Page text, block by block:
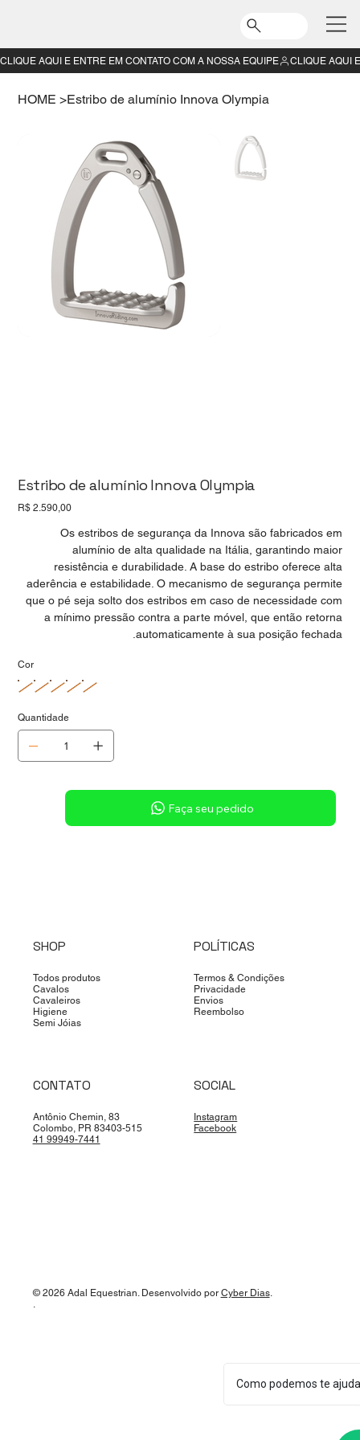
HOME >Estribo de alumínio Innova Olympia
Estribo de alumínio Innova Olympia
Preço
R$ 2.590,00
Os estribos de segurança da Innova são fabricados em
alumínio de alta qualidade na Itália, garantindo maior
resistência e durabilidade. A base do estribo oferece alta
aderência e estabilidade. O mecanismo de segurança permite
que o pé seja solto dos estribos em caso de necessidade com
a mínimo pressão contra a parte móvel, que então retorna
automaticamente à sua posição fechada.
Cor
Quantidade
Sob consulta
Faça seu pedido
CLIQUE AQUI E ENTRE EM CONTATO COM A NOSSA EQUIPE
SHOP
Todos produtos
Cavalos
Cavaleiros
Higiene
Semi Jóias
POLÍTICAS
Termos & Condições
Privacidade
Envios
Reembolso
CONTATO
Antônio Chemin, 83
Colombo, PR 83403-515
41 99949-7441
SOCIAL
Instagram
Facebook
© 2026 Adal Equestrian. Desenvolvido por Cyber Dias.
.
Como podemos te